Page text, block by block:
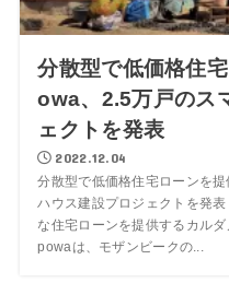
分散型で低価格住
owa、2.5万戸のス
ェクトを発表
2022.12.04
分散型で低価格住宅ローンを
ハウス建設プロジェクトを発
な住宅ローンを提供するカル
powaは、モザンビークの...